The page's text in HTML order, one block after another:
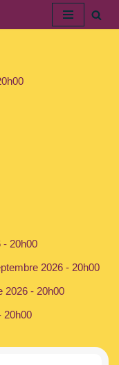
- 20h00
2026 - 20h00
2026 - 20h00
20h00